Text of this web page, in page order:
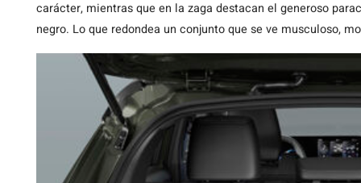
carácter, mientras que en la zaga destacan el generoso
negro. Lo que redondea un conjunto que se ve musculoso,